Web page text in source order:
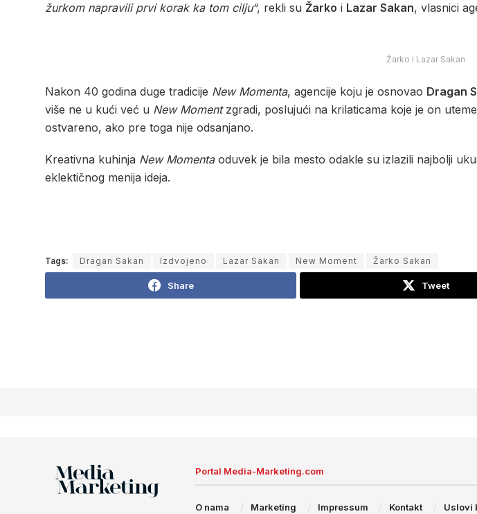
žurkom napravili prvi korak ka tom cilju“, rekli su Žarko i Lazar Sakan, vlasnici
Žarko i Lazar Sakan
Nakon 40 godina duge tradicije New Momenta, agencije koju je osnovao Dragan
više ne u kući već u New Momentzgradi, poslujući na krilaticama koje je on
ostvareno, ako pre toga nije odsanjano.
Kreativna kuhinja New Momentaoduvek je bila mesto odakle su izlazili najbolji
eklektičnog menija ideja.
Tags: Dragan Sakan Izdvojeno Lazar Sakan New Moment Žarko Sakan
Share Tweet
Portal Media-Marketing.com
O nama Marketing Impressum Kontakt Uslovi